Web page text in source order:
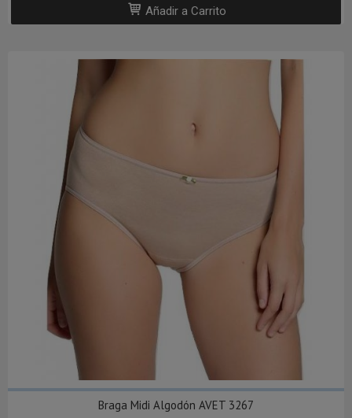
Añadir a Carrito
Braga Midi Algodón AVET 3267